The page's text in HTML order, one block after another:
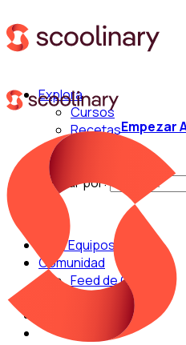
Explora
Cursos
Recetas
Buscar por:
Para Equipos
Comunidad
Feed de Cocina
Empezar